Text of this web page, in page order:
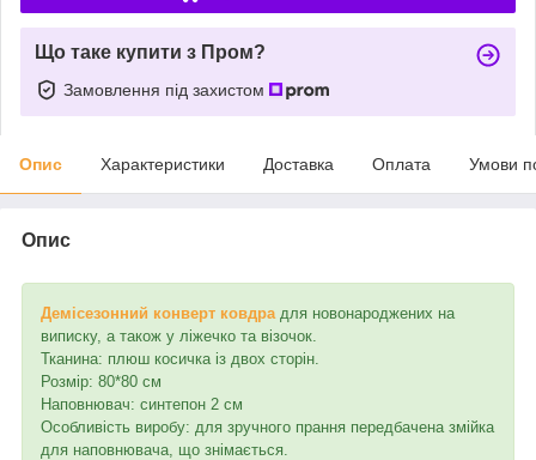
Що таке купити з Пром?
Замовлення під захистом
Опис Характеристики Доставка Оплата Умови
Опис
Демісезонний конверт ковдра для новонароджених на
виписку, а також у ліжечко та візочок.
Тканина: плюш косичка із двох сторін.
Розмір: 80*80 см
Наповнювач: синтепон 2 см
Особливість виробу: для зручного прання передбачена змійка
для наповнювача, що знімається.